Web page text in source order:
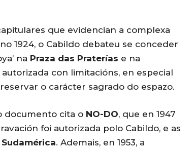
que evidencian a complexa
1924, o Cabildo debateu se conceder
na Praza das Praterías e na
con limitacións, en especial
o carácter sagrado do espazo.
documento cita o NO-DO, que en 1947
foi autorizada polo Cabildo, e as
Sudamérica. Ademais, en 1953, a